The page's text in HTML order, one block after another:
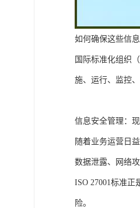
如何确保这些信
国际标准化组织
施、运行、监控
信息安全管理：
随着业务运营日
数据泄露、网络
ISO 27001标准
险。